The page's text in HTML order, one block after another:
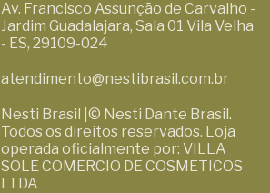
Av. Francisco Assunção de Carvalho -
Jardim Guadalajara, Sala 01 Vila Velha
- ES, 29109-024
atendimento@nestibrasil.com.br
Nesti Brasil |© Nesti Dante Brasil.
Todos os direitos reservados. Loja
operada oficialmente por: VILLA
SOLE COMERCIO DE COSMETICOS
LTDA